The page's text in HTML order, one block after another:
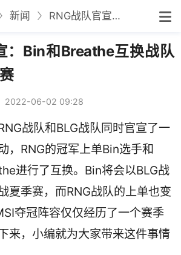
新闻 RNG战队官宣：Bin和Breathe互换战队征战LPL夏季赛
：Bin和Breathe互换战队
2022-06-02 09:28
战队和BLG战队同时官宣了一
，RNG的冠军上单Bin选手和
进行了互换。Bin将会以BLG战
夏季赛，而RNG战队的上单也变
夺冠阵容仅仅经历了一个赛季
来，小编就为大家带来这件事情